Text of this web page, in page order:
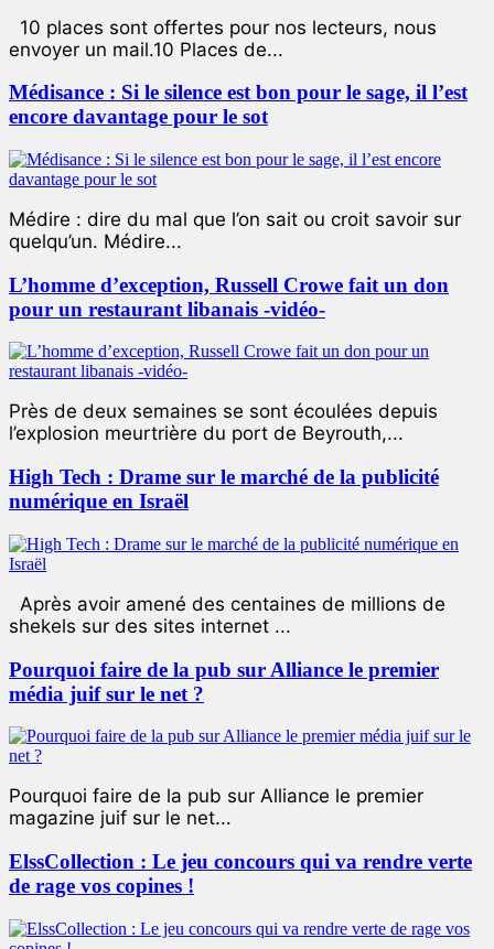
10 places sont offertes pour nos lecteurs, nous
envoyer un mail.10 Places de...
Médisance : Si le silence est bon pour le sage, il l’est
encore davantage pour le sot
Médire : dire du mal que l’on sait ou croit savoir sur
quelqu’un. Médire...
L’homme d’exception, Russell Crowe fait un don
pour un restaurant libanais -vidéo-
Près de deux semaines se sont écoulées depuis
l’explosion meurtrière du port de Beyrouth,...
High Tech : Drame sur le marché de la publicité
numérique en Israël
Après avoir amené des centaines de millions de
shekels sur des sites internet ...
Pourquoi faire de la pub sur Alliance le premier
média juif sur le net ?
Pourquoi faire de la pub sur Alliance le premier
magazine juif sur le net...
ElssCollection : Le jeu concours qui va rendre verte
de rage vos copines !